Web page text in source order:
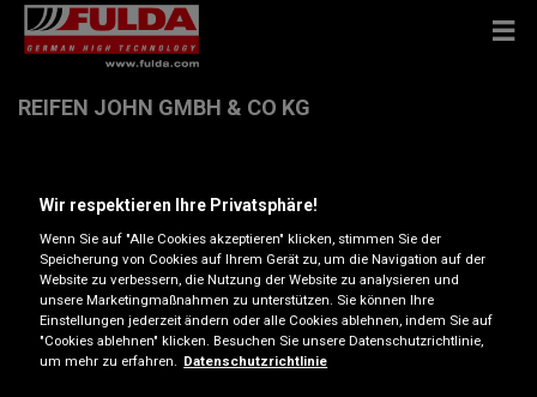
REIFEN JOHN GMBH & CO KG
Anfahrtsbeschreibung
Telefonnummer anzeigen
Öffnungszeiten
Wir respektieren Ihre Privatsphäre!
Wenn Sie auf "Alle Cookies akzeptieren" klicken, stimmen Sie der
Speicherung von Cookies auf Ihrem Gerät zu, um die Navigation auf der
Website zu verbessern, die Nutzung der Website zu analysieren und
unsere Marketingmaßnahmen zu unterstützen. Sie können Ihre
Einstellungen jederzeit ändern oder alle Cookies ablehnen, indem Sie auf
"Cookies ablehnen" klicken. Besuchen Sie unsere Datenschutzrichtlinie,
um mehr zu erfahren. Datenschutzrichtlinie